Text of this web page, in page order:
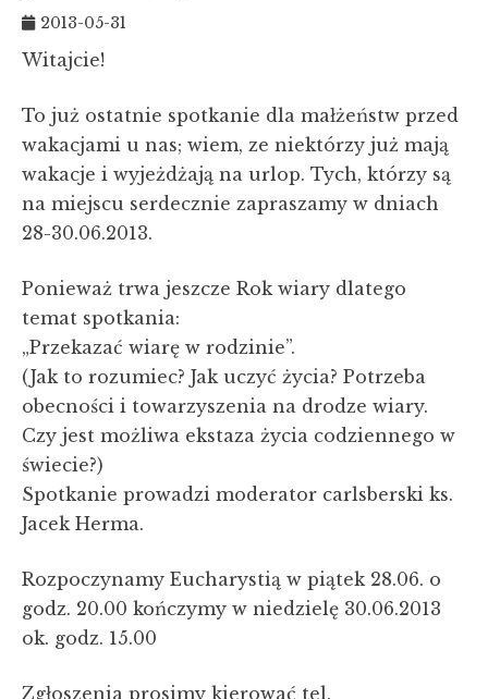
2013-05-31
Witajcie!
To już ostatnie spotkanie dla małżeństw przed
wakacjami u nas; wiem, ze niektórzy już mają
wakacje i wyjeżdżają na urlop. Tych, którzy są
na miejscu serdecznie zapraszamy w dniach
28-30.06.2013.
Ponieważ trwa jeszcze Rok wiary dlatego
temat spotkania:
„Przekazać wiarę w rodzinie”.
(Jak to rozumiec? Jak uczyć życia? Potrzeba
obecności i towarzyszenia na drodze wiary.
Czy jest możliwa ekstaza życia codziennego w
świecie?)
Spotkanie prowadzi moderator carlsberski ks.
Jacek Herma.
Rozpoczynamy Eucharystią w piątek 28.06. o
godz. 20.00 kończymy w niedzielę 30.06.2013
ok. godz. 15.00
Zgłoszenia prosimy kierować tel.